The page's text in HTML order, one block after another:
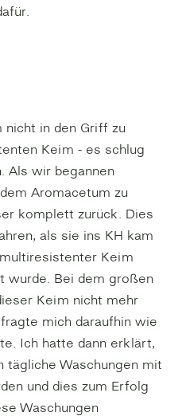
nicht in den Griff zu
Keim - es schlug
Als wir begannen
Aromacetum zu
komplett zurück. Dies
als sie ins KH kam
Keim
wurde. Bei dem großen
Keim nicht mehr
mich daraufhin wie
Ich hatte dann erklärt,
tägliche Waschungen mit
und dies zum Erfolg
Waschungen